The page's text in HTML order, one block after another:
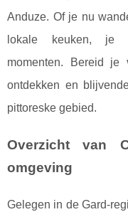
Anduze. Of je nu
lokale keuken, je
momenten. Bereid je
ontdekken en
pittoreske gebied.
Overzicht van
omgeving
Gelegen in de Gard-